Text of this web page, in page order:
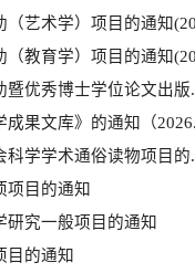
（艺术学）项目的通知
（教育学）项目的通知
暨优秀博士学位论文出版
成果文库》的通知（
科学学术通俗读物项目的
项目的通知
研究一般项目的通知
目的通知